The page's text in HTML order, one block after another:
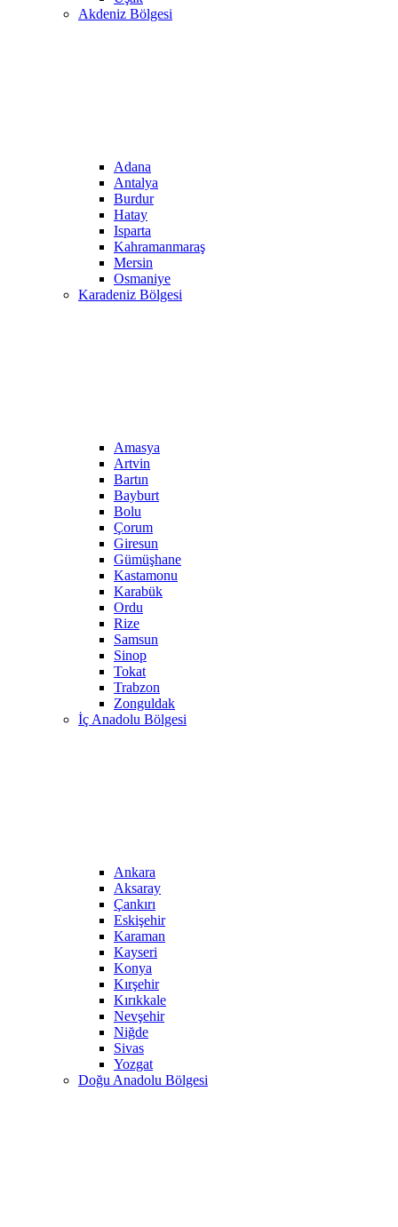
Akdeniz Bölgesi
Adana
Antalya
Burdur
Hatay
Isparta
Kahramanmaraş
Mersin
Osmaniye
Karadeniz Bölgesi
Amasya
Artvin
Bartın
Bayburt
Bolu
Çorum
Giresun
Gümüşhane
Kastamonu
Karabük
Ordu
Rize
Samsun
Sinop
Tokat
Trabzon
Zonguldak
İç Anadolu Bölgesi
Ankara
Aksaray
Çankırı
Eskişehir
Karaman
Kayseri
Konya
Kırşehir
Kırıkkale
Nevşehir
Niğde
Sivas
Yozgat
Doğu Anadolu Bölgesi